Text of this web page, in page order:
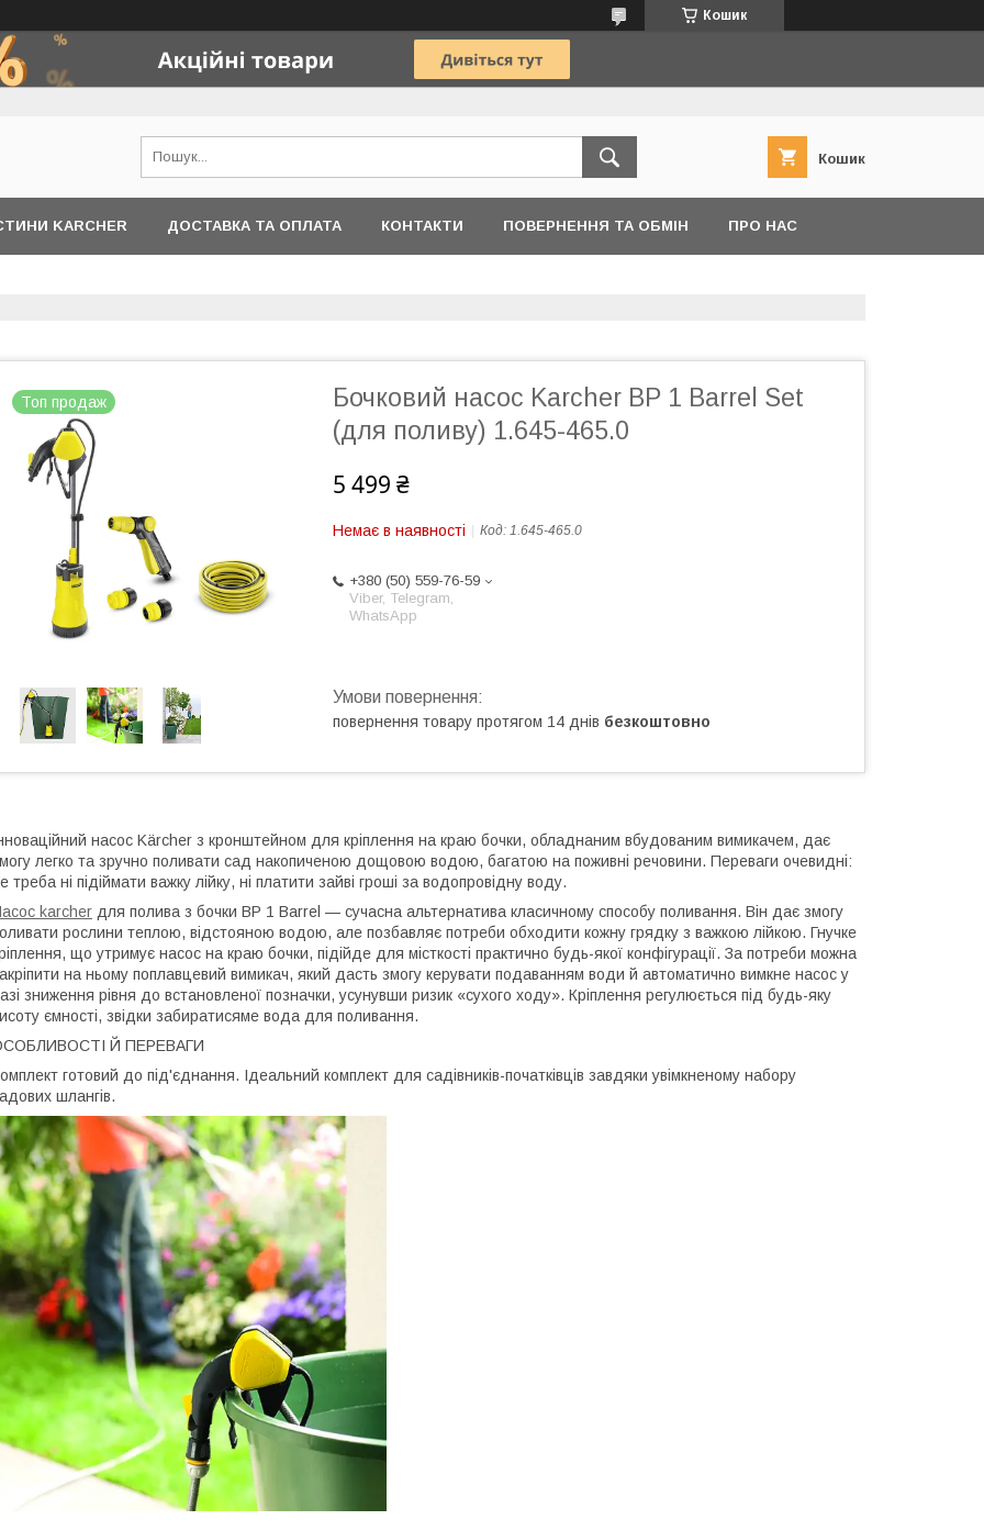
Кошик
Кошик
KARCHER ДОСТАВКА ТА ОПЛАТА КОНТАКТИ ПОВЕРНЕННЯ ТА ОБМІН ПРО НАС
Топ продаж
Бочковий насос Karcher BP 1 Barrel Set
(для поливу) 1.645-465.0
5 499 ₴
Немає в наявності Код: 1.645-465.0
+380 (50) 559-76-59
Viber, Telegram,
WhatsApp
повернення товару протягом 14 днів безкоштовно
насос Kärcher з кронштейном для кріплення на краю бочки, обладнаним вбудованим вимикачем, дає
легко та зручно поливати сад накопиченою дощовою водою, багатою на поживні речовини. Переваги очевидні:
треба ні підіймати важку лійку, ні платити зайві гроші за водопровідну воду.
karcher для полива з бочки BP 1 Barrel — сучасна альтернатива класичному способу поливання. Він дає змогу
рослини теплою, відстояною водою, але позбавляє потреби обходити кожну грядку з важкою лійкою. Гнучке
що утримує насос на краю бочки, підійде для місткості практично будь-якої конфігурації. За потреби можна
на ньому поплавцевий вимикач, який дасть змогу керувати подаванням води й автоматично вимкне насос у
зниження рівня до встановленої позначки, усунувши ризик «сухого ходу». Кріплення регулюється під будь-яку
ємності, звідки забиратисяме вода для поливання.
Й ПЕРЕВАГИ
готовий до під'єднання. Ідеальний комплект для садівників-початківців завдяки увімкненому набору
шлангів.